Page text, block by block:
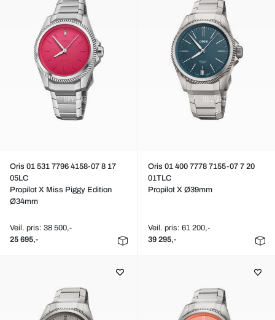
Oris 01 531 7796 4158-07 8 17
05LC
Propilot X Miss Piggy Edition
Ø34mm
Veil. pris: 38 500,-
25 695,-
Oris 01 400 7778 7155-07 7 20
01TLC
Propilot X Ø39mm
Veil. pris: 61 200,-
39 295,-